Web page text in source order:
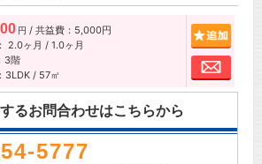
円 / 共益費：5,000円
2.0ヶ月 / 1.0ヶ月
3階
3LDK / 57㎡
お問
るお問合わせはこちらから
5777